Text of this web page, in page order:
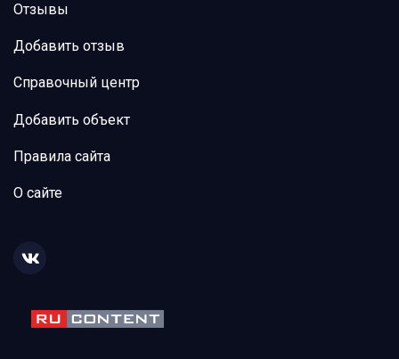
Отзывы
Добавить отзыв
Справочный центр
Добавить объект
Правила сайта
О сайте